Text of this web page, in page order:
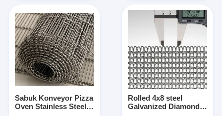
Sabuk Konveyor Pizza
Oven Stainless Steel
Rolled 4x8 steel
Galvanized Diamond